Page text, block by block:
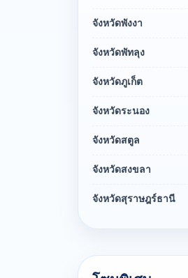
จังหวัดพังงา
จังหวัดพัทลุง
จังหวัดภูเก็ต
จังหวัดระนอง
จังหวัดสตูล
จังหวัดสงขลา
จังหวัดสุราษฎร์ธานี